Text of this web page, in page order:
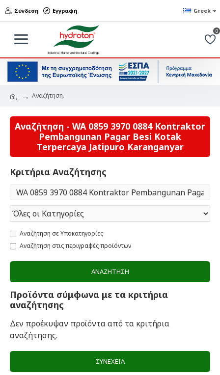
Σύνδεση Εγγραφή Greek
0
. Αναζήτηση.
Αναζήτηση - WA 0859 3970 0884 Kontraktor
Pembangunan Pagar Besi Kotak
Terpercaya Jatipuro Karanganyar
Κριτήρια Αναζήτησης
Αναζήτηση σε Υποκατηγορίες
Αναζήτηση στις περιγραφές προϊόντων
ΑΝΑΖΉΤΗΣΗ
Προϊόντα σύμφωνα με τα κριτήρια
αναζήτησης
Δεν προέκυψαν προϊόντα από τα κριτήρια
αναζήτησης.
ΣΥΝΈΧΕΙΑ